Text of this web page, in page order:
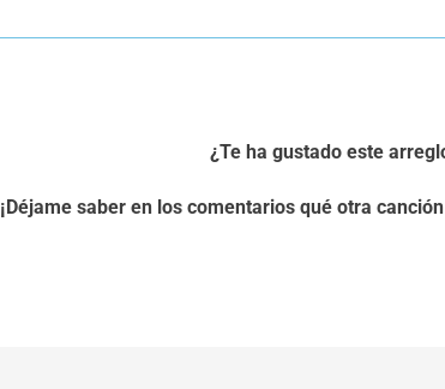
¿Te ha gustado este
¡Déjame saber en los comentarios qué otra